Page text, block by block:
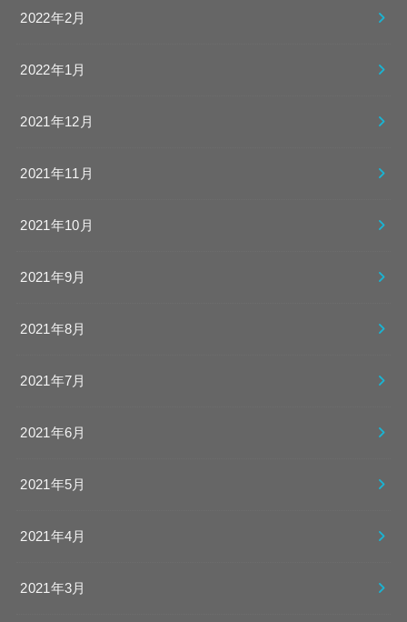
2022年2月
2022年1月
2021年12月
2021年11月
2021年10月
2021年9月
2021年8月
2021年7月
2021年6月
2021年5月
2021年4月
2021年3月